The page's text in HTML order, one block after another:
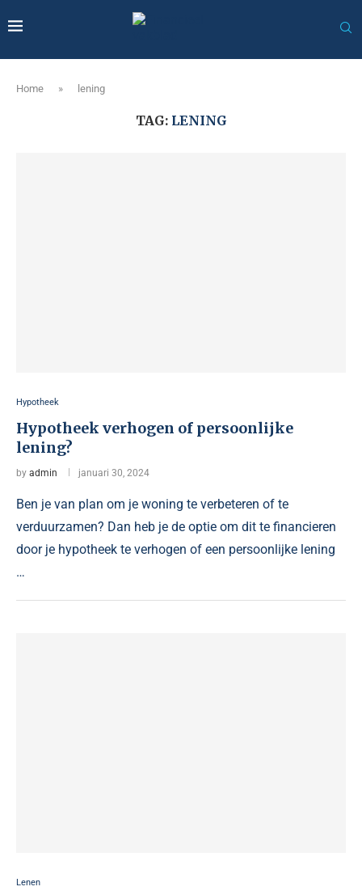
Home » lening
TAG: LENING
Hypotheek
Hypotheek verhogen of persoonlijke
lening?
by admin januari 30, 2024
Ben je van plan om je woning te verbeteren of te
verduurzamen? Dan heb je de optie om dit te financieren
door je hypotheek te verhogen of een persoonlijke lening
…
Lenen